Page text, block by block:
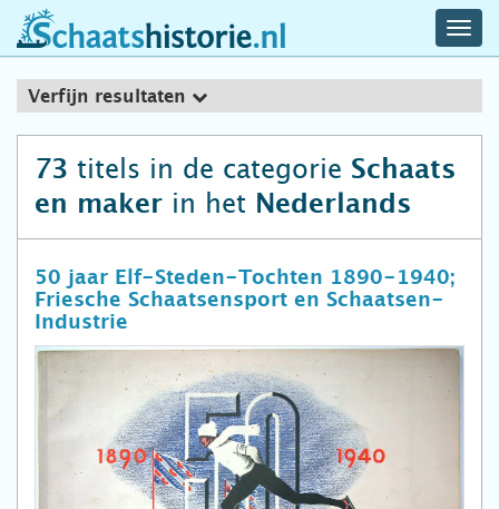
schaatshistorie.nl
Verfijn resultaten
73 titels in de categorie Schaats
en maker in het Nederlands
50 jaar Elf-Steden-Tochten 1890-1940;
Friesche Schaatsensport en Schaatsen-
Industrie